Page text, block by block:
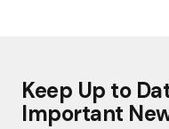
Keep Up to
Important